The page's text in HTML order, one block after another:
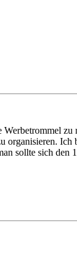
sollte sich den